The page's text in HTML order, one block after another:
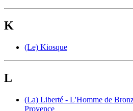
K
(Le) Kiosque
L
(La) Liberté - L'Homme de
Provence